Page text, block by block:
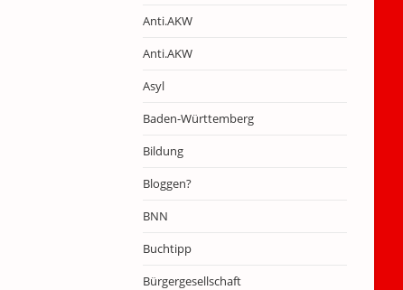
Anti.AKW
Anti.AKW
Asyl
Baden-Württemberg
Bildung
Bloggen?
BNN
Buchtipp
Bürgergesellschaft